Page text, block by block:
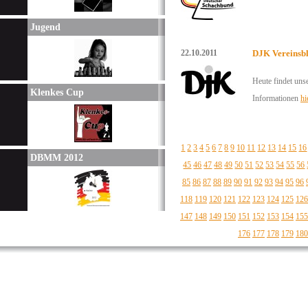
Jugend
Klenkes Cup
DBMM 2012
22.10.2011 DJK
Heute findet
Informationen
1 2 3 4 5 6 7 8 9 10 11 12 13 14 15 16
45 46 47 48 49 50 51 52 53 54 55 56
85 86 87 88 89 90 91 92 93 94 95 96
118 119 120 121 122 123 124 125 126
147 148 149 150 151 152 153 154 155
176 177 178 179 180